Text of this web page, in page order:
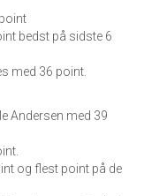
bedst på sidste 6
med 36 point.
Andersen med 39
og flest point på de